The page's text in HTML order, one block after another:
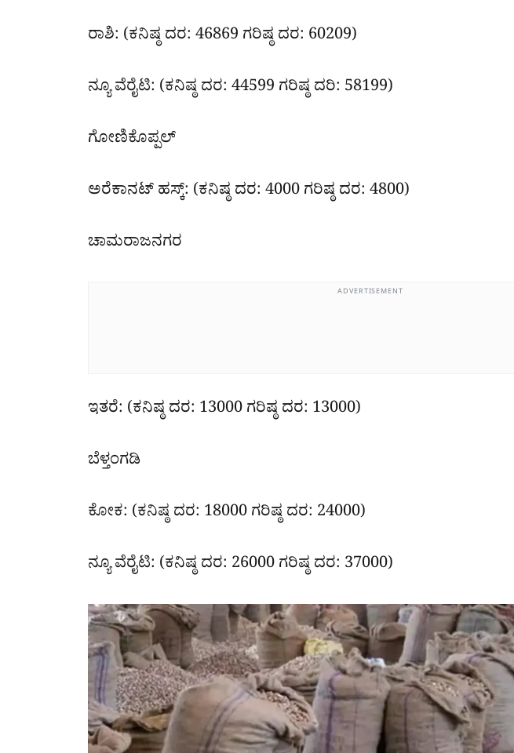
ರಾಶಿ: (ಕನಿಷ್ಠ ದರ: 46869 ಗರಿಷ್ಠ ದರ: 60209)
ನ್ಯೂ ವೆರೈಟಿ: (ಕನಿಷ್ಠ ದರ: 44599 ಗರಿಷ್ಠ ದರಿ: 58199)
ಗೋಣಿಕೊಪ್ಪಲ್
ಅರೆಕಾನಟ್ ಹಸ್ಕ್: (ಕನಿಷ್ಠ ದರ: 4000 ಗರಿಷ್ಠ ದರ: 4800)
ಚಾಮರಾಜನಗರ
ADVERTISEMENT
ಇತರೆ: (ಕನಿಷ್ಠ ದರ: 13000 ಗರಿಷ್ಠ ದರ: 13000)
ಬೆಳ್ತಂಗಡಿ
ಕೋಕ: (ಕನಿಷ್ಠ ದರ: 18000 ಗರಿಷ್ಠ ದರ: 24000)
ನ್ಯೂ ವೆರೈಟಿ: (ಕನಿಷ್ಠ ದರ: 26000 ಗರಿಷ್ಠ ದರ: 37000)